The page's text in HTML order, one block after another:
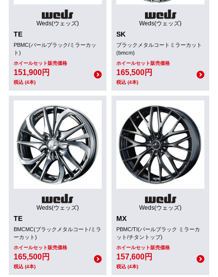
Weds(ウェッズ)
TE
PBMC(パールブラック/ミラーカッ
ト)
ホイールセット販売価格
151,900円
税込 (4本)
Weds(ウェッズ)
SK
ブラックメタルコートミラーカット
(bmcm)
ホイールセット販売価格
165,500円
税込 (4本)
Weds(ウェッズ)
TE
BMCMC(ブラックメタルコート/ミラ
ーカット)
ホイールセット販売価格
165,500円
税込 (4本)
Weds(ウェッズ)
MX
PBMC/TI(パールブラック ミラーカ
ット/チタントップ)
ホイールセット販売価格
157,600円
税込 (4本)